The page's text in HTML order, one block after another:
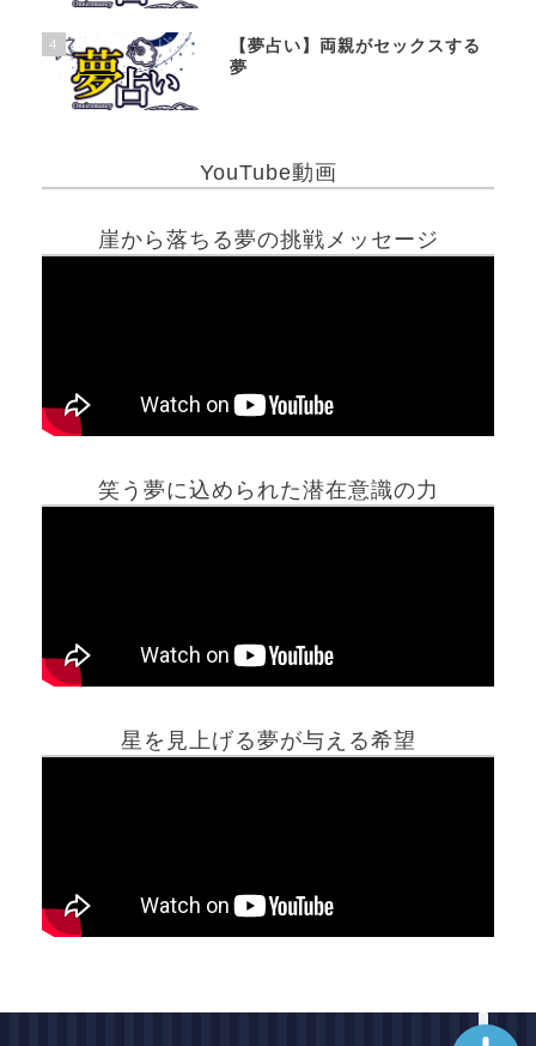
4
【夢占い】両親がセックスする
夢
YouTube動画
崖から落ちる夢の挑戦メッセージ
笑う夢に込められた潜在意識の力
星を見上げる夢が与える希望
ホーム
最新記事動画